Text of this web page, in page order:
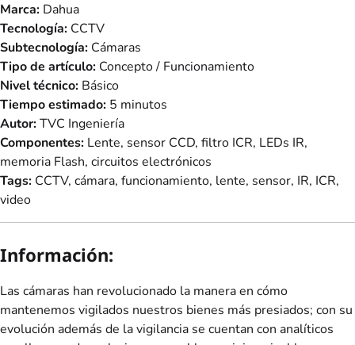
Marca: Dahua
Tecnología: CCTV
Subtecnología: Cámaras
Tipo de artículo: Concepto / Funcionamiento
Nivel técnico: Básico
Tiempo estimado: 5 minutos
Autor:TVC Ingeniería
Componentes: Lente, sensor CCD, filtro ICR, LEDs IR,
memoria Flash, circuitos electrónicos
Tags: CCTV, cámara, funcionamiento, lente, sensor, IR, ICR,
video
Información:
Las cámaras han revolucionado la manera en cómo
mantenemos vigilados nuestros bienes más presiados; con su
evolución además de la vigilancia se cuentan con analíticos